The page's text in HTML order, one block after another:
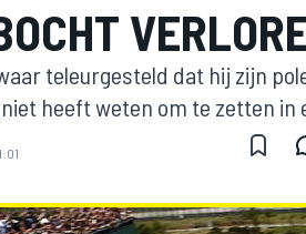
teleurgesteld dat hij zijn
heeft weten om te zetten in